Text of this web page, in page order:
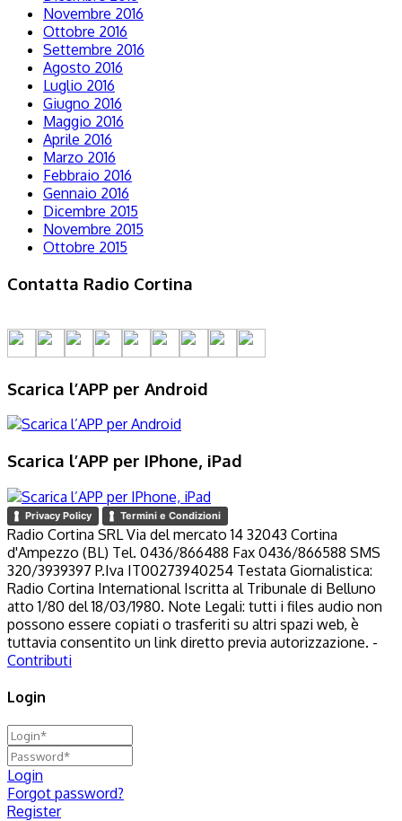
Novembre 2016
Ottobre 2016
Settembre 2016
Agosto 2016
Luglio 2016
Giugno 2016
Maggio 2016
Aprile 2016
Marzo 2016
Febbraio 2016
Gennaio 2016
Dicembre 2015
Novembre 2015
Ottobre 2015
Contatta Radio Cortina
Scarica l’APP per Android
Scarica l’APP per IPhone, iPad
Privacy Policy Termini e Condizioni
Radio Cortina SRL Via del mercato 14 32043 Cortina
d'Ampezzo (BL) Tel. 0436/866488 Fax 0436/866588 SMS
320/3939397 P.Iva IT00273940254 Testata Giornalistica:
Radio Cortina International Iscritta al Tribunale di Belluno
atto 1/80 del 18/03/1980. Note Legali: tutti i files audio non
possono essere copiati o trasferiti su altri spazi web, è
tuttavia consentito un link diretto previa autorizzazione. -
Contributi
Login
Login
Forgot password?
Register